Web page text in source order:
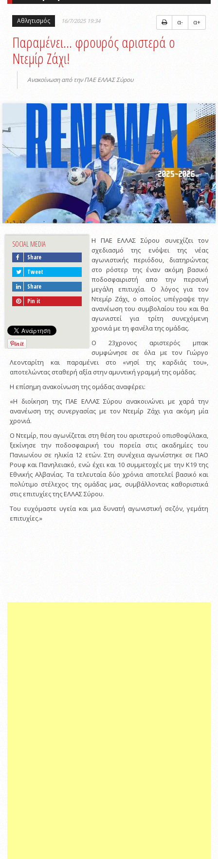
Αθλητισμός 16/7/2025 19:34 α- α+
Παραμένει… φρουρός αριστερά ο
Ντεμίρ Ζάχι!
Ανακοίνωση από την ΠΑΕ ΕΛΛΑΣ Σύρου
SOCIAL MEDIA
Share
Tweet
Share
Pin it
Η ΠΑΕ ΕΛΛΑΣ Σύρου συνεχίζει τον
σχεδιασμό της ενόψει της νέας
αγωνιστικής περιόδου, διατηρώντας
στο ρόστερ της έναν ακόμη βασικό
ποδοσφαιριστή απο την περσινή
μεγάλη επιτυχία. Ο λόγος για τον
Ντεμίρ Ζάχι, ο οποίος υπέγραψε την
ανανέωση του συμβολαίου του και θα
αγωνιστεί για τρίτη συνεχόμενη
χρονιά με τη φανέλα της ομάδας.
Ο 23χρονος αριστερός μπακ
συμφώνησε σε όλα με τον Γιώργο
Λεονταρίτη και παραμένει στο «νησί της καρδιάς του»,
αποτελώντας σταθερή αξία στην αμυντική γραμμή της ομάδας.
Η επίσημη ανακοίνωση της ομάδας αναφέρει:
«Η διοίκηση της ΠΑΕ ΕΛΛΑΣ Σύρου ανακοινώνει με χαρά την
ανανέωση της συνεργασίας με τον Ντεμίρ Ζάχι για ακόμη μία
χρονιά.
Ο Ντεμίρ, που αγωνίζεται στη θέση του αριστερού οπισθοφύλακα,
ξεκίνησε την ποδοσφαιρική του πορεία στις ακαδημίες του
Πανιωνίου σε ηλικία 12 ετών. Στη συνέχεια αγωνίστηκε σε ΠΑΟ
Ρουφ και Πανηλειακό, ενώ έχει και 10 συμμετοχές με την Κ19 της
Εθνικής Αλβανίας. Τα τελευταία δύο χρόνια αποτελεί βασικό και
πολύτιμο στέλεχος της ομάδας μας, συμβάλλοντας καθοριστικά
στις επιτυχίες της ΕΛΛΑΣ Σύρου.
Του ευχόμαστε υγεία και μια δυνατή αγωνιστική σεζόν, γεμάτη
επιτυχίες.»